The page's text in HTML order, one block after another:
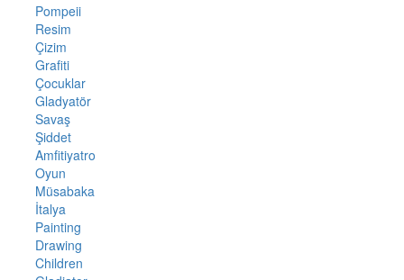
Pompeii
Resim
Çizim
Grafiti
Çocuklar
Gladyatör
Savaş
Şiddet
Amfitiyatro
Oyun
Müsabaka
İtalya
Painting
Drawing
Children